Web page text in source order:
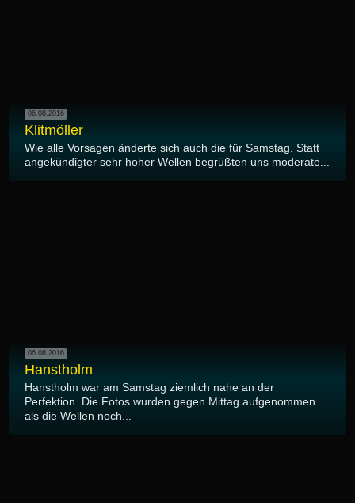
06.08.2016
Klitmöller
Wie alle Vorsagen änderte sich auch die für Samstag. Statt
angekündigter sehr hoher Wellen begrüßten uns moderate...
06.08.2016
Hanstholm
Hanstholm war am Samstag ziemlich nahe an der
Perfektion. Die Fotos wurden gegen Mittag aufgenommen
als die Wellen noch...